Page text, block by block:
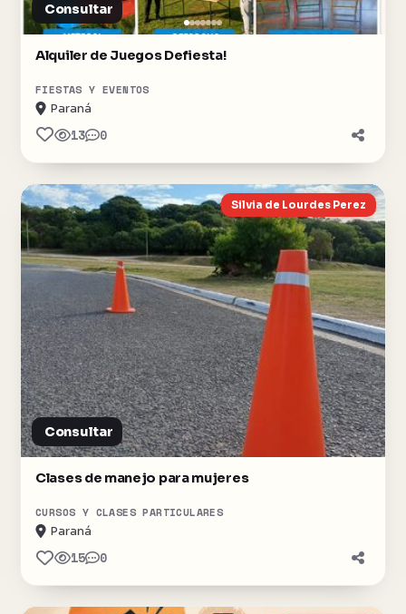
Consultar
Alquiler de Juegos Defiesta!
FIESTAS Y EVENTOS
Paraná
13 0
Silvia de Lourdes Perez
Consultar
Clases de manejo para mujeres
CURSOS Y CLASES PARTICULARES
Paraná
15 0